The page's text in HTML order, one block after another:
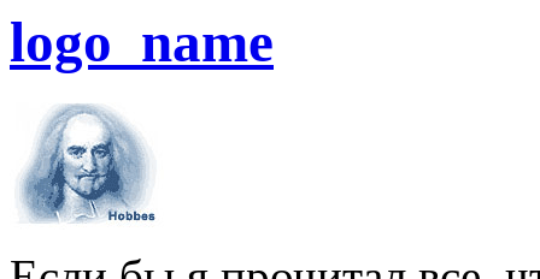
logo_name